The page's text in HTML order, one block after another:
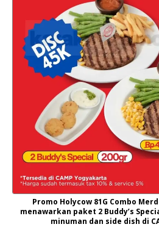
Promo Holycow 81G Combo
menawarkan paket 2 Buddy’s
minuman dan side dish di